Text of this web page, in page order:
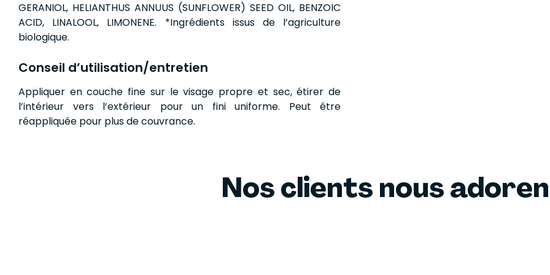
GERANIOL, HELIANTHUS ANNUUS (SUNFLOWER) SEED OIL, BENZOIC
ACID, LINALOOL, LIMONENE. *Ingrédients issus de l’agriculture
biologique.
Conseil d’utilisation/entretien
Appliquer en couche fine sur le visage propre et sec, étirer de
l’intérieur vers l’extérieur pour un fini uniforme. Peut être
réappliquée pour plus de couvrance.
Nos clients nous